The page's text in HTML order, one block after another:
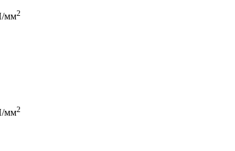
мм2
мм2